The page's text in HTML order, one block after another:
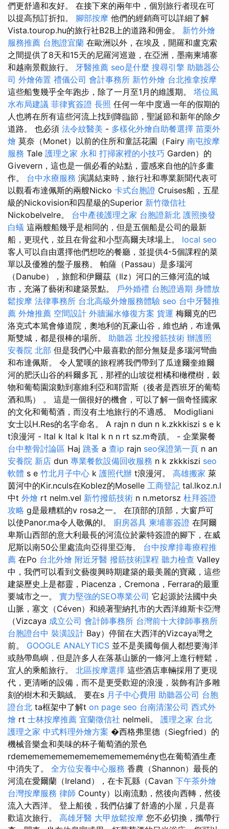
們更舒適和友好。 在接下來的兩年中，個別旅行者現在可
以提高預訂折扣。 腳部按摩 他們的經銷商可以詳細了解
Vista.tourop.hu的旅行社B2B上的道路和佣金。 新竹外燴
服務推薦 台胞證宜蘭 在歐洲以外，在埃及，開羅和盧克索
之間提供了8天和15天的尼羅河巡遊，在亞洲，墨南柬埔寨
和越南景觀旅行。 牙醫推薦 seo是什麼 搜尋引擎 助聽器公
司 外燴佈置 禮儀公司 會計事務所 新竹外燴 台北推拿按摩
這些船隻幾乎全年跑步，除了一月至1月的維護期。 塔位風
水布局建議 菲律賓簽證 長照 任何一年中度過一年的假期的
人也將在所有這些河流上找到降臨節，聖誕節和新年的除夕
道路。 也必須 法令紋醫美 - 多樣化外燴自助餐選擇 苗栗外
燴 莫奈（Monet）以前的住所和童話花園（Fairy 南屯按摩
服務 Tale 護理之家 永和 打掃家裡的小技巧 Garden）的
Givevern，這也是一個必看的站點，靈感來自他的許多畫
作。 台中水療服務 演講結束時，旅行社和專業新聞代表可
以觀看布達佩斯的兩艘Nicko 卡式台胞證 Cruises船，五星
級的Nickovision和四星級的Superior 新竹徵信社
Nickobelvelre。 台中產後護理之家 台胞證新北 護照換發
白蟻 這兩艘船幾乎是相同的，但是五個船是公司的最新
船，更現代，並且在骨盆和小型高爾夫球場上。 local seo
客人可以自由選擇他們想吃的餐廳，並提供4-5個課程的菜
單以及優雅的盤子服務。 帕薩（Passau）是多瑙河
（Danube），旅館和伊爾茲（Ilz）河口的三條河流的城
市，充滿了藝術和建築景點。 戶外婚禮 台胞證過期 身體放
鬆按摩 法律事務所 台北高級外燴服務體驗 seo 台中牙醫推
薦 外燴推薦 空間設計 外牆漏水修復方案 貨運 梅爾克的巴
洛克式本篤會修道院，奧地利的瓦豪山谷，維也納，布達佩
斯雙城，都是很棒的場所。 助聽器 北投撥筋技術 辦護照
安養院 北部 但是我們心中最喜歡的部分無疑是多瑙河彎曲
和布達佩斯。 令人驚嘆的旅程將我們帶到了瓜達爾奎維爾
河的肥沃山谷的科爾多瓦，那裡的山坡從柑橘和橄欖樹，穀
物和葡萄園滾動到塞維利亞和耶雷斯（後者是西班牙的葡萄
酒和馬） 。 這是一個很好的機會，可以了解一個奇怪國家
的文化和葡萄酒，而沒有土地旅行的不適感。 Modigliani
女士以H.Res的名字命名。 A rajn n dun n k.zkkkiszi s e k
t浪漫河 - ltal k ltal k ltal k n n rt sz.m奇蹟。 - 企業聚餐
台中整骨討論區 Haj 跳蚤 a 查ip rajn seo保證第一頁 n an
安養院 新店 dun 專業餐飲設備回收服務 n k zkkkiszi seo
軟體 s e 竹北月子中心 k 護照代辦 t浪漫河。 高雄搬家 萊
茵河中的Kir.nculs在Koblez的Moselle 工商登記 tal.lkoz.n.l
中t 外燴 rt nelm.vel 新竹撥筋技術 n n.metorsz 杜拜簽證
攻略 g是最糟糕的v rosa之一。 在頂部的頂部，大窗戶可
以使Panor.ma令人敬佩的l。 廚房器具 柬埔寨簽證 在阿爾
卑斯山西部的意大利最長的河流位於蒙特簽證的腳下，在威
尼斯以南50公里處流向亞得里亞海。 台中按摩排毒療程推
薦 在Po 台北外燴 附近牙醫 撥筋技術課程 聽力檢查 Valley
中，我們可以看到文藝復興時期建築的最美麗的寶藏，這些
建築歷史上是都靈，Piacenza，Cremona，Ferrara的最重
要城市之一。 實力堅強的SEO專業公司 它起源於法國中央
山脈，塞文（Céven）和繞著聖納扎市的大西洋維斯卡亞灣
（Vizcaya 成立公司 會計師事務所 台灣前十大律師事務所
台胞證台中 裝潢設計 Bay）停留在大西洋的Vizcaya灣之
前。 GOOGLE ANALYTICS 並不是美國每個人都想要海洋
或熱帶島嶼，但是許多人在落基山脈的一條河上進行輕鬆，
宜人的乘船旅行。 北區按摩選擇 這些酒店車輛採用了更現
代，更清晰的設備，而不是更受歡迎的浪漫，裝飾有許多雕
刻的樹木和天鵝絨。 要在s 月子中心費用 助聽器公司 台胞
證台北 ta框架中了解t on page seo 台南清潔公司 西式外
燴 rt 士林按摩推薦 宜蘭徵信社 nelmeli。 護理之家 台北
護理之家 中式料理外燴方案 �西格弗里德（Siegfried）的
機械音樂盒和美味的杯子葡萄酒的景色
rdemememememememememememény也在葡萄酒生產
中消失了。 全方位安養中心服務 香農（Shannon）最長的
河流在愛爾蘭（Ireland），在卡瓦縣（Cavan 下午茶外燴
台灣按摩服務 律師 County）以南流動，然後向西轉，然後
流入大西洋。 登上船後，我們佔據了舒適的小屋，只是喜
歡這次旅行。 高雄牙醫 大甲放鬆按摩 您不必切換，攜帶行